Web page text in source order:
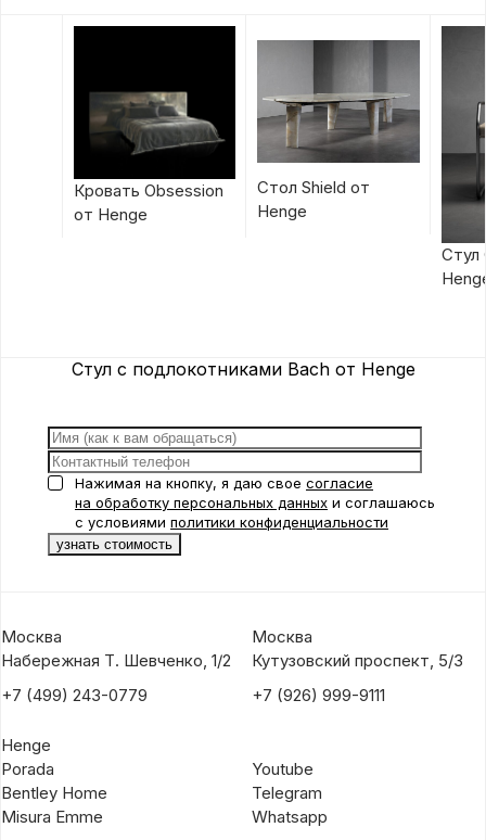
Кровать Obsession
от Henge
Стол Shield от
Henge
Стул
Стул с подлокотниками Bach от Henge
Нажимая на кнопку, я даю свое согласие
на обработку персональных данных и соглашаюсь
с условиями политики конфиденциальности
Москва
Набережная Т. Шевченко, 1/2
+7 (499) 243-0779
Москва
Кутузовский проспект, 5/3
+7 (926) 999-9111
Henge
Porada
Bentley Home
Misura Emme
Youtube
Telegram
Whatsapp